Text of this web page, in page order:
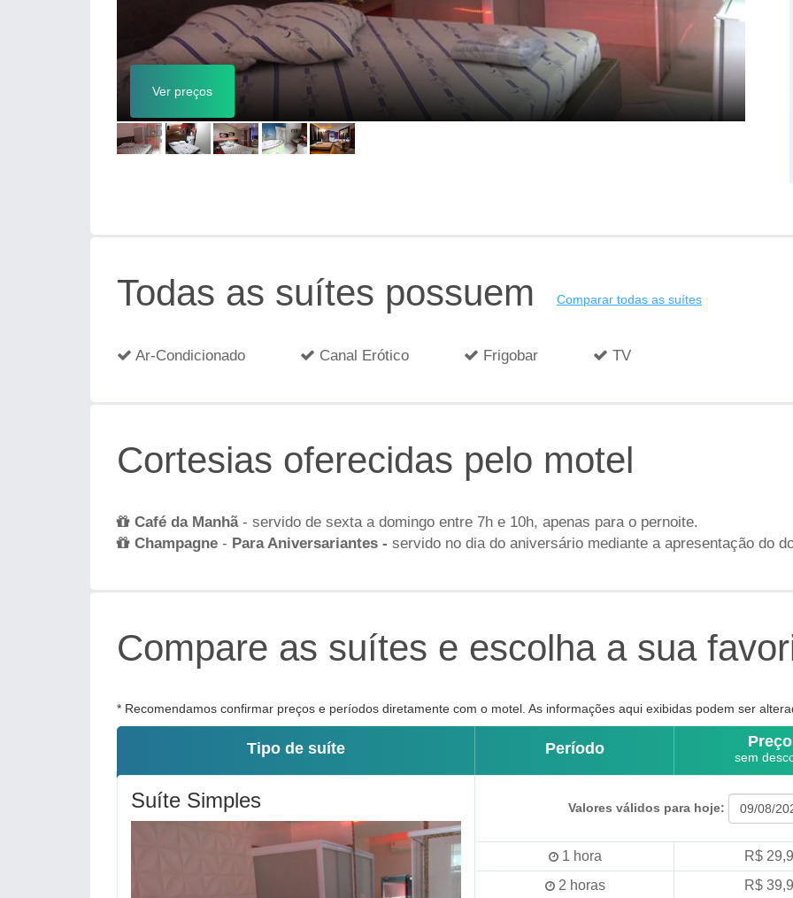
Ver preços
Todas as suítes possuem Comparar todas as suítes
Ar-Condicionado Canal Erótico Frigobar TV
Cortesias oferecidas pelo motel
Café da Manhã- servido de sexta a domingo entre 7h e 10h, apenas para o pernoite.
Champagne - Para Aniversariantes - servido no dia do aniversário mediante a apresentação do
Compare as suítes e escolha a sua
* Recomendamos confirmar preços e períodos diretamente com o motel. As informações aqui exibidas podem ser
Tipo de suíte Período sem
Suíte Simples Valores válidos para hoje:
1 hora R$
2 horas R$